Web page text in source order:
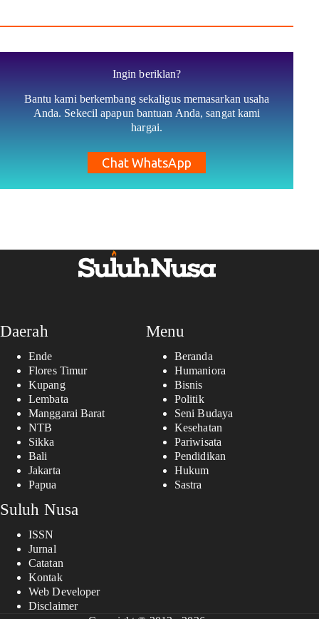
Ingin beriklan?
Bantu kami berkembang sekaligus memasarkan usaha
Anda. Sekecil apapun bantuan Anda, sangat kami
hargai.
Chat WhatsApp
Daerah
Ende
Flores Timur
Kupang
Lembata
Manggarai Barat
NTB
Sikka
Bali
Jakarta
Papua
Menu
Beranda
Humaniora
Bisnis
Politik
Seni Budaya
Kesehatan
Pariwisata
Pendidikan
Hukum
Sastra
Suluh Nusa
ISSN
Jurnal
Catatan
Kontak
Web Developer
Disclaimer